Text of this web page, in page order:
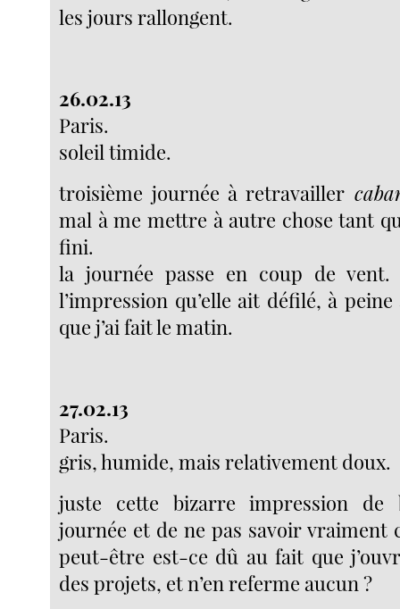
les jours rallongent.
26.02.13
Paris.
soleil timide.
troisième journée à retravailler
mal à me mettre à autre chose tant
fini.
la journée passe en coup de
l’impression qu’elle ait défilé, à
que j’ai fait le matin.
27.02.13
Paris.
gris, humide, mais relativement doux.
juste cette bizarre impression de
journée et de ne pas savoir vraiment
peut-être est-ce dû au fait que
des projets, et n’en referme aucun ?